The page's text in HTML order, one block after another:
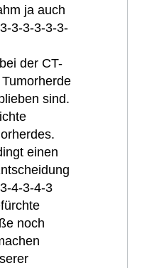
ja auch
3-3-3-3-3-
der CT-
sind.
einen
4-3-4-3
noch